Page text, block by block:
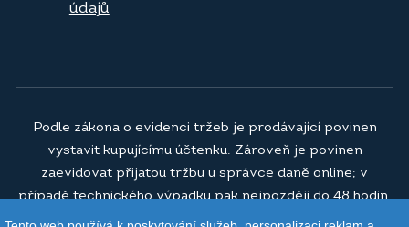
údajů
Podle zákona o evidenci tržeb je prodávající povinen
vystavit kupujícímu účtenku. Zároveň je povinen
zaevidovat přijatou tržbu u správce daně online; v
případě technického výpadku pak nejpozději do 48 hodin.